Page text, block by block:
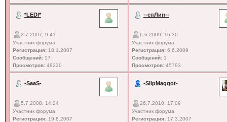
*LEDI*
2.7.2007, 9:41
Участник форума
Регистрация:18.1.2007
Сообщений:17
Просмотров:48230
--спЛин--
6.6.2009, 16:30
Участник форума
Регистрация:6.6.2009
Сообщений:1
Просмотров:45793
-SaaS-
5.7.2008, 14:24
Участник форума
Регистрация:19.8.2007
-SlipMaggot-
26.7.2010, 17:09
Участник форума
Регистрация:17.3.2007